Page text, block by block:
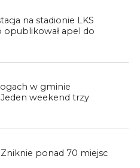
na stadionie LKS
opublikował apel do
w gminie
weekend trzy
ponad 70 miejsc